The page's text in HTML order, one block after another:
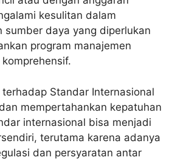
kesulitan dalam
sumber daya yang diperlukan
program manajemen
terhadap Standar Internasional
mempertahankan kepatuhan
internasional bisa menjadi
terutama karena adanya
dan persyaratan antar